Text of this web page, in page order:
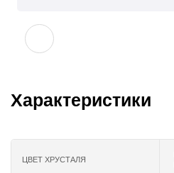
Характеристики
ЦВЕТ ХРУСТАЛЯ